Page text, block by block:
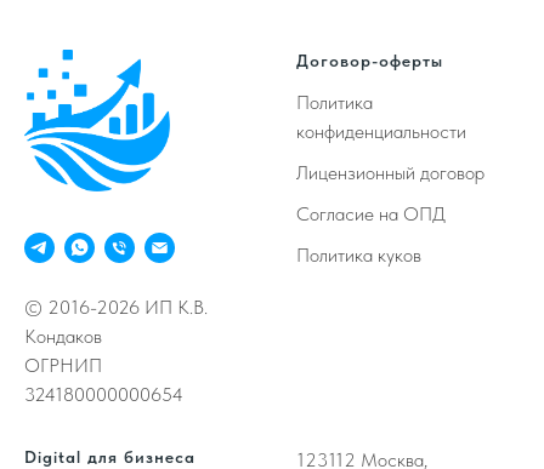
© 2016-2026 ИП К.В.
Кондаков
ОГРНИП
324180000000654
Договор-оферты
Политика
конфиденциальности
Лицензионный договор
Согласие на ОПД
Политика куков
Digital для бизнеса 123112 Москва,